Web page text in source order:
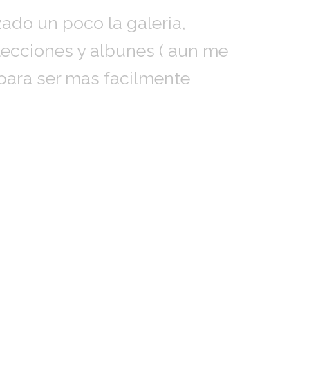
un poco la galeria,
y albunes ( aun me
ser mas facilmente